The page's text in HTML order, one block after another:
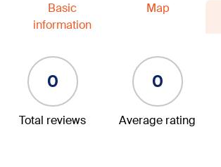
Basic
information
Map
0
Total reviews
0
Average rating